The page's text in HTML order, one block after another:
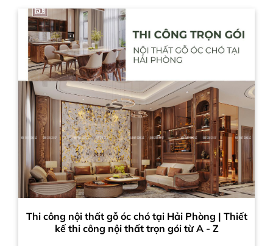
Thi công nội thất gỗ óc chó tại Hải Phòng | Thiết
kế thi công nội thất trọn gói từ A - Z